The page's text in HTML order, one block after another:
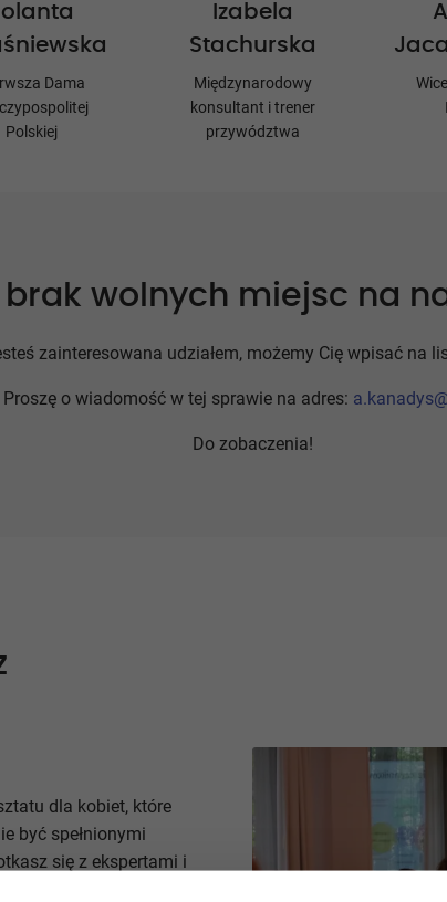
Dama
Polskiej
Izabela
Stachurska
Międzynarodowy
konsultant i trener
przywództwa
brak wolnych miejsc na
zainteresowana udziałem, możemy Cię wpisać na
Proszę o wiadomość w tej sprawie na adres:
Do zobaczenia!
dla kobiet, które
być spełnionymi
się z ekspertami i
To połączenie